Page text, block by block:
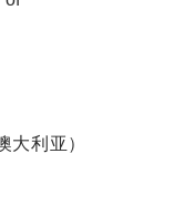
大利亚）